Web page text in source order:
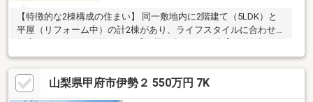
【特徴的な2棟構成の住まい】 同一敷地内に2階建て（5LDK）と
平屋（リフォーム中）の計2棟があり、ライフスタイルに合わせた
平屋はキッチン、バス、トイレ、洗面台を新品に交換。【日当た
りを重視した整形地】 南側が公道に面しており、遮るものが少な
く陽光が差し込みます。平坦な整形地のため、敷地全体を有効に
活用いただけます。【90坪超のゆとりある敷地】 300.61平米の広
山梨県甲府市伊勢２ 550万円 7K